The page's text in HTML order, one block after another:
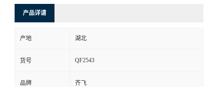
产品详请
产地 湖北
货号 QF2543
品牌 齐飞